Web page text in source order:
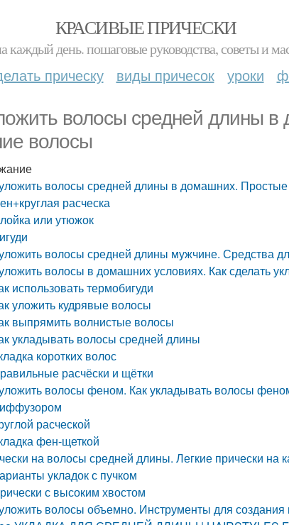
КРАСИВЫЕ ПРИЧЕСКИ
каждый день. пошаговые руководства, советы и
прическу виды причесок уроки
волосы средней длины
волосы
волосы средней длины в домашних.
расческа
или утюжок
волосы средней длины мужчине. Средства
волосы в домашних условиях. Как сделать
использовать термобигуди
уложить кудрявые волосы
выпрямить волнистые волосы
укладывать волосы средней длины
коротких волос
расчёски и щётки
волосы феном. Как укладывать волосы
расческой
фен-щеткой
на волосы средней длины. Легкие прически на
укладок с пучком
с высоким хвостом
волосы объемно. Инструменты для